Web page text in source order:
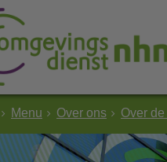
Menu Over ons Over